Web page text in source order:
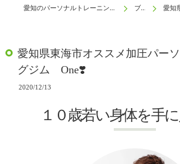
愛知のパーソナルトレーニングは生涯動ける体研究所 One ブログ 愛知県東
愛知県東海市オススメ加圧パー
グジム One❣️
2020/12/13
１０歳若い身体を手